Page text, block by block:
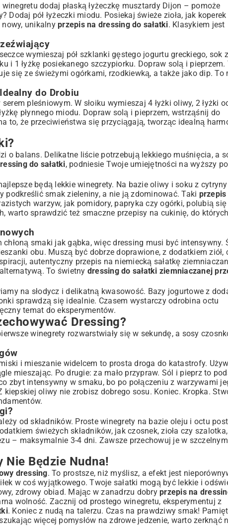
dodaj płaską łyżeczkę musztardy Dijon – pomoże
pół łyżeczki miodu. Posiekaj świeże zioła, jak
unikalny przepis na dressing do sałatki. Klasykiem jest
wymieszaj pół szklanki gęstego jogurtu greckiego, sok
i 1 łyżkę posiekanego szczypiorku. Dopraw solą i pieprzem.
się ze świeżymi ogórkami, rzodkiewką, a także jako dip. To
do Drobiu
pleśniowym. W słoiku wymieszaj 4 łyżki oliwy, 2 łyżki
płynnego miodu. Dopraw solą i pieprzem, wstrząśnij do
to, że przeciwieństwa się przyciągają, tworząc idealną
o balans. Delikatne liście potrzebują lekkiego muśnięcia, a
do sałatki, podniesie Twoje umiejętności na wyższy
będą lekkie winegrety. Na bazie oliwy i soku z
podkreślić smak zieleniny, a nie ją zdominować. Taki przepis
warzyw, jak pomidory, papryka czy ogórki, polubią się
warto sprawdzić też smaczne przepisy na cukinię, do
smaki jak gąbka, więc dressing musi być intensywny.
obu. Muszą być dobrze doprawione, z dodatkiem ziół,
autentyczny przepis na niemiecką sałatkę
To świetny dressing do sałatki ziemniaczanej
na słodycz i delikatną kwasowość. Bazy jogurtowe z
sprawdzą się idealnie. Czasem wystarczy odrobina octu
temat do eksperymentów.
Dressing?
winegrety rozwarstwiały się w sekundę, a sosy
i mieszanie widelcem to prosta droga do katastrofy.
mieszając. Po drugie: za mało przypraw. Sól i pieprz to
zbyt intensywny w smaku, bo po połączeniu z warzywami
oliwy nie zrobisz dobrego sosu. Koniec. Kropka.
od składników. Proste winegrety na bazie oleju i octu
świeżych składników, jak czosnek, zioła czy
– maksymalnie 3-4 dni. Zawsze przechowuj je w szczelnym
Nie Będzie Nudna!
dressing. To prostsze, niż myślisz, a efekt jest
w coś wyjątkowego. Twoje sałatki mogą być lekkie i
zdrowy obiad. Mając w zanadrzu dobry przepis na
wolność. Zacznij od prostego winegretu, eksperymentuj z
. Koniec z nudą na talerzu. Czas na prawdziwy smak!
więcej pomysłów na zdrowe jedzenie, warto zerknąć